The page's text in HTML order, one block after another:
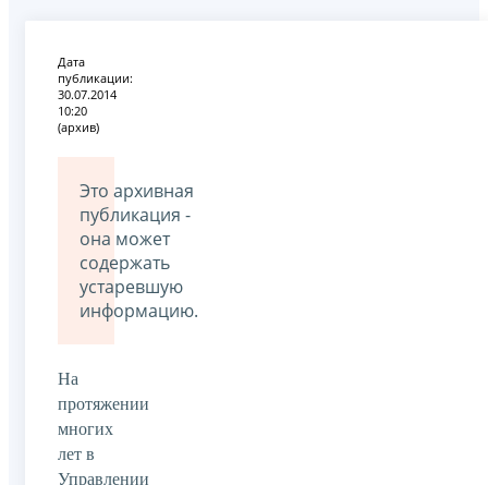
Дата
публикации:
30.07.2014
10:20
(архив)
Это архивная
публикация -
она может
содержать
устаревшую
информацию.
На
протяжении
многих
лет в
Управлении